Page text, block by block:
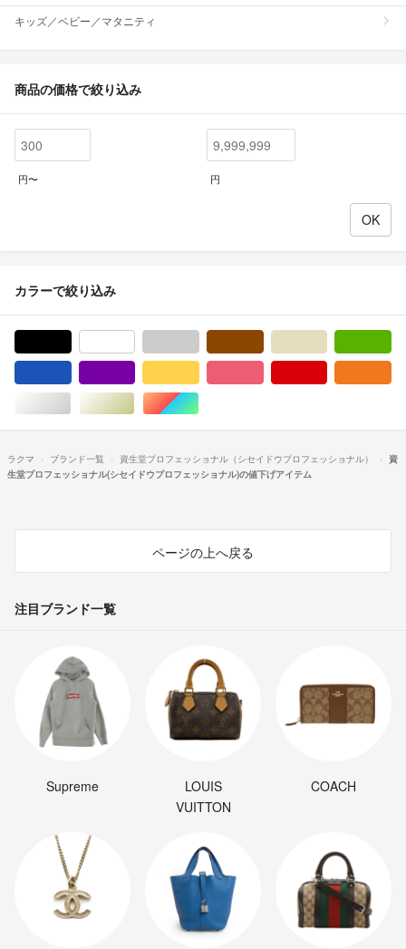
キッズ／ベビー／マタニティ
商品の価格で絞り込み
円〜 円
カラーで絞り込み
シルバー/銀色系ゴールド/金色系マルチカラー
ラクマ ブランド一覧 資生堂プロフェッショナル（シセイドウプロフェッショナル）
資
生堂プロフェッショナル(シセイドウプロフェッショナル)の値下げアイテム
ページの上へ戻る
注目ブランド一覧
Supreme
LOUIS
VUITTON
COACH